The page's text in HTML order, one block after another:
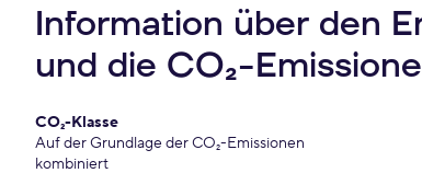
Information über den
und die CO₂-
CO₂-Klasse
Auf der Grundlage der CO₂-Emissionen
kombiniert